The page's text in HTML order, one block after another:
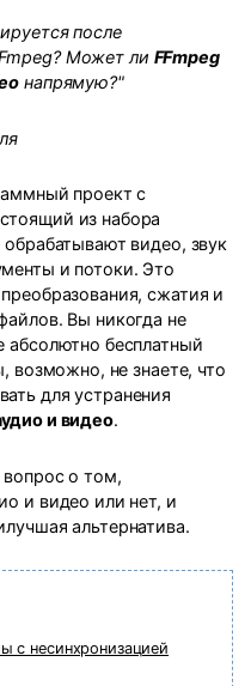
после
Может ли FFmpeg
напрямую?"
проект с
из набора
видео, звук
и потоки. Это
сжатия и
Вы никогда не
абсолютно бесплатный
возможно, не знаете, что
для устранения
и видео.
вопрос о том,
и видео или нет, и
альтернатива.
с несинхронизацией